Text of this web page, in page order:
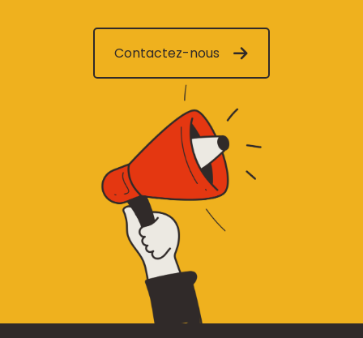
Contactez-nous